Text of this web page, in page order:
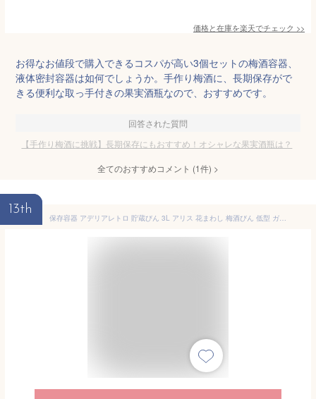
価格と在庫を楽天でチェック >>
お得なお値段で購入できるコスパが高い3個セットの梅酒容器、
液体密封容器は如何でしょうか。手作り梅酒に、長期保存がで
きる便利な取っ手付きの果実酒瓶なので、おすすめです。
回答された質問
【手作り梅酒に挑戦】長期保存にもおすすめ！オシャレな果実酒瓶は？
全てのおすすめコメント (1件) >
13th
保存容器 アデリアレトロ 貯蔵びん 3L アリス 花まわし 梅酒びん 低型 ガラス 果実酒瓶 3リットル おしゃれ 取手付き 持ち手付 石塚硝子 手作り 果実酒 びん 貯蔵瓶 丸型 日本製 ボトル インテリア アデリア レトロ らっきょう 梅干し らっきょ apiade-6148